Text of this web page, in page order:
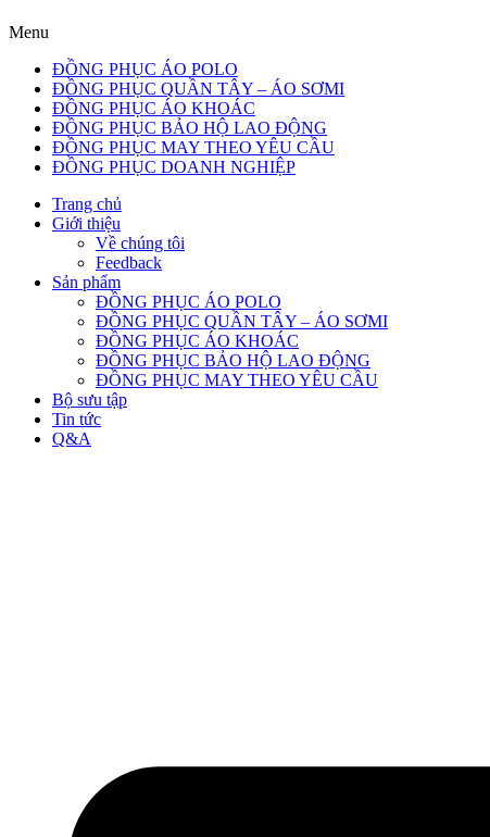
Menu
ĐỒNG PHỤC ÁO POLO
ĐỒNG PHỤC QUẦN TÂY – ÁO SƠMI
ĐỒNG PHỤC ÁO KHOÁC
ĐỒNG PHỤC BẢO HỘ LAO ĐỘNG
ĐỒNG PHỤC MAY THEO YÊU CẦU
ĐỒNG PHỤC DOANH NGHIỆP
Trang chủ
Giới thiệu
Về chúng tôi
Feedback
Sản phẩm
ĐỒNG PHỤC ÁO POLO
ĐỒNG PHỤC QUẦN TÂY – ÁO SƠMI
ĐỒNG PHỤC ÁO KHOÁC
ĐỒNG PHỤC BẢO HỘ LAO ĐỘNG
ĐỒNG PHỤC MAY THEO YÊU CẦU
Bộ sưu tập
Tin tức
Q&A